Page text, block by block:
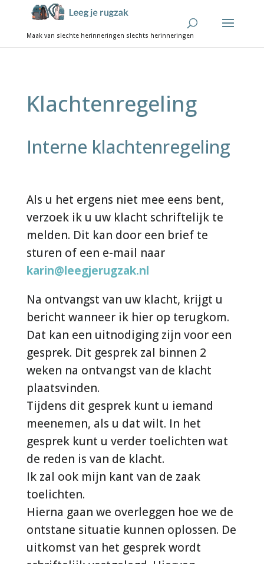
Klachtenregeling
Interne klachtenregeling
Als u het ergens niet mee eens bent,
verzoek ik u uw klacht schriftelijk te
melden. Dit kan door een brief te
sturen of een e-mail naar
karin@leegjerugzak.nl
Na ontvangst van uw klacht, krijgt u
bericht wanneer ik hier op terugkom.
Dat kan een uitnodiging zijn voor een
gesprek. Dit gesprek zal binnen 2
weken na ontvangst van de klacht
plaatsvinden.
Tijdens dit gesprek kunt u iemand
meenemen, als u dat wilt. In het
gesprek kunt u verder toelichten wat
de reden is van de klacht.
Ik zal ook mijn kant van de zaak
toelichten.
Hierna gaan we overleggen hoe we de
ontstane situatie kunnen oplossen. De
uitkomst van het gesprek wordt